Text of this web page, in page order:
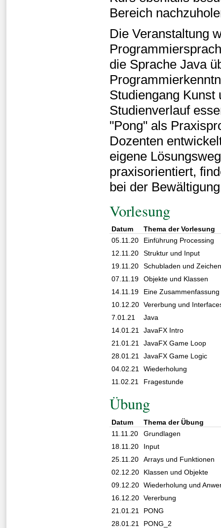
Bereich
Die Veranstaltung
die Sprache Java
Studiengang
Studienverlauf
"Pong" als
Dozenten
eigene
praxisorientiert,
bei der
Vorlesung
Datum
Thema der Vorlesung
05.11.20
Einführung Processing
12.11.20
Struktur und Input
19.11.20
Schubladen und
07.11.19
Objekte und Klassen
14.11.19
Eine Zusammenfassung
10.12.20 Vererbung und
7.01.21
Java
14.01.21 JavaFX Intro
21.01.21 JavaFX Game Loop
28.01.21 JavaFX Game Logic
04.02.21 Wiederholung
11.02.21
Fragestunde
Übung
Datum
Thema der Übung
11.11.20
Grundlagen
18.11.20
Input
25.11.20
Arrays und Funktionen
02.12.20
Klassen und Objekte
09.12.20 Wiederholung und
16.12.20 Vererbung
21.01.21
PONG
28.01.21
PONG_2